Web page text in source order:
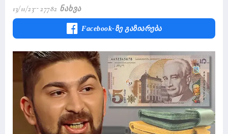
13/11/23 27782 Ნახვა
Facebook-Ზე Გაზიარება